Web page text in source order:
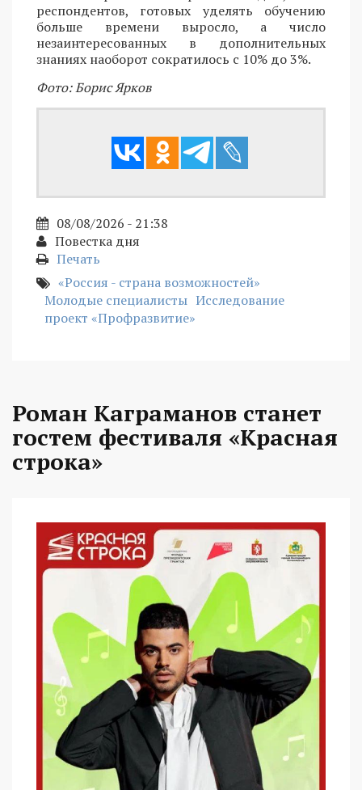
респондентов, готовых уделять обучению
больше времени выросло, а число
незаинтересованных в дополнительных
знаниях наоборот сократилось с 10% до 3%.
Фото: Борис Ярков
08/08/2026 - 21:38
Повестка дня
Печать
«Россия - страна возможностей»
Молодые специалисты Исследование
проект «Профразвитие»
Роман Каграманов станет
гостем фестиваля «Красная
строка»